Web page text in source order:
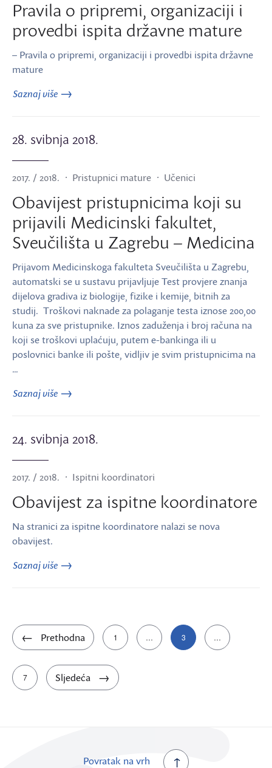
Pravila o pripremi, organizaciji i
provedbi ispita državne mature
– Pravila o pripremi, organizaciji i provedbi ispita državne
mature
Saznaj više
28. svibnja 2018.
2017. / 2018. Pristupnici mature Učenici
Obavijest pristupnicima koji su
prijavili Medicinski fakultet,
Sveučilišta u Zagrebu – Medicina
Prijavom Medicinskoga fakulteta Sveučilišta u Zagrebu,
automatski se u sustavu prijavljuje Test provjere znanja
dijelova gradiva iz biologije, fizike i kemije, bitnih za
studij. Troškovi naknade za polaganje testa iznose 200,00
kuna za sve pristupnike. Iznos zaduženja i broj računa na
koji se troškovi uplaćuju, putem e-bankinga ili u
poslovnici banke ili pošte, vidljiv je svim pristupnicima na
…
Saznaj više
24. svibnja 2018.
2017. / 2018. Ispitni koordinatori
Obavijest za ispitne koordinatore
Na stranici za ispitne koordinatore nalazi se nova
obavijest.
Saznaj više
Brojevi
stranica
objava
Prethodna 1 … 3 …
7 Sljedeća
Povratak na vrh